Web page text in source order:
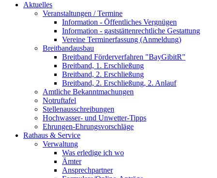
Aktuelles
Veranstaltungen / Termine
Information - Öffentliches Vergnügen
Information - gaststättenrechtliche Gestattung
Vereine Terminerfassung (Anmeldung)
Breitbandausbau
Breitband Förderverfahren "BayGibitR"
Breitband, 1. Erschließung
Breitband, 2. Erschließung
Breitband, 2. Erschließung, 2. Anlauf
Amtliche Bekanntmachungen
Notruftafel
Stellenausschreibungen
Hochwasser- und Unwetter-Tipps
Ehrungen-Ehrungsvorschläge
Rathaus & Service
Verwaltung
Was erledige ich wo
Ämter
Ansprechpartner